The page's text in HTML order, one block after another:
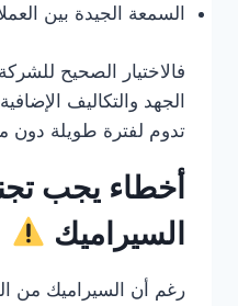
السمعة الجيدة بين
فالاختيار الصحيح
الجهد والتكاليف
تدوم لفترة طويلة دون
أخطاء يجب
السيراميك
رغم أن السيراميك من